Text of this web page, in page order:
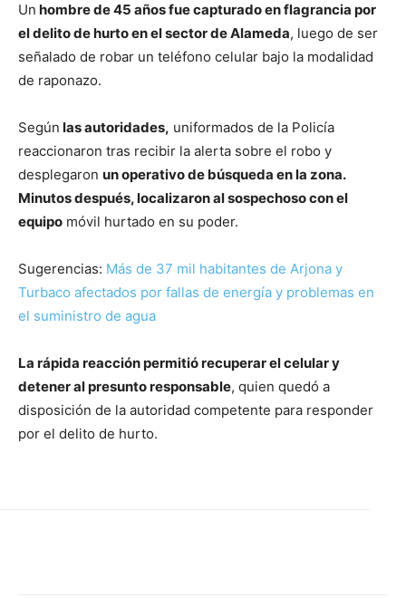
Un hombre de 45 años fue capturado en flagrancia por
el delito de hurto en el sector de Alameda, luego de ser
señalado de robar un teléfono celular bajo la modalidad
de raponazo.
Según las autoridades, uniformados de la Policía
reaccionaron tras recibir la alerta sobre el robo y
desplegaron un operativo de búsqueda en la zona.
Minutos después, localizaron al sospechoso con el
equipo móvil hurtado en su poder.
Sugerencias: Más de 37 mil habitantes de Arjona y
Turbaco afectados por fallas de energía y problemas en
el suministro de agua
La rápida reacción permitió recuperar el celular y
detener al presunto responsable, quien quedó a
disposición de la autoridad competente para responder
por el delito de hurto.